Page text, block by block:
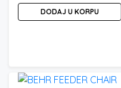
DODAJ U KORPU